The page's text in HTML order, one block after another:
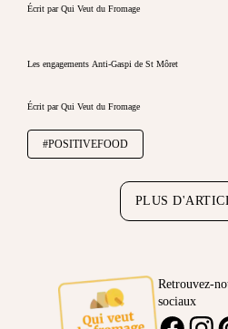
Écrit par Qui Veut du Fromage
Les engagements Anti-Gaspi de St Môret
Écrit par Qui Veut du Fromage
#POSITIVEFOOD
PLUS
Retrouvez-
sociaux
FACEBOOK